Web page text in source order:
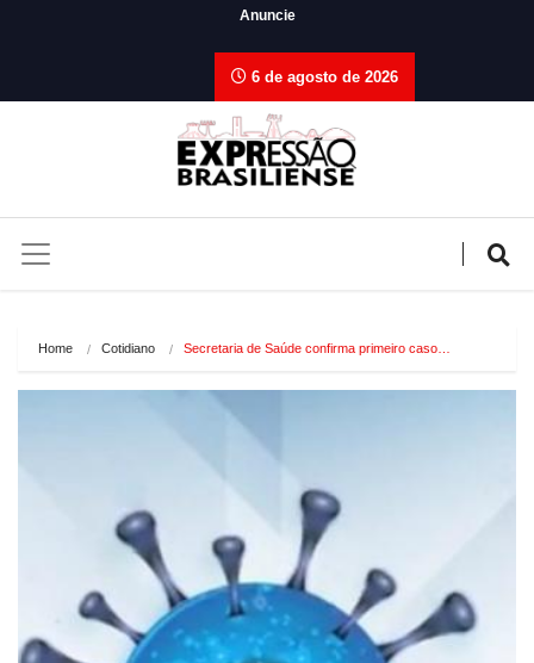
Anuncie
6 de agosto de 2026
Home Cotidiano Secretaria de Saúde confirma primeiro caso…